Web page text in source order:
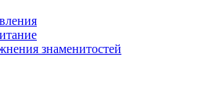
знаменитостей